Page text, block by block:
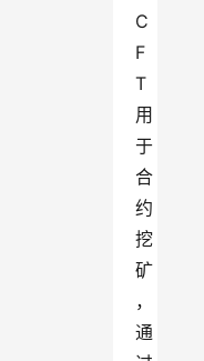
C
F
T
用
于
合
约
挖
矿
，
通